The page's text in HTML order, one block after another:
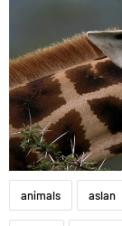
animals aslan